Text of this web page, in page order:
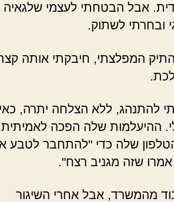
אבל הבטחתי לעצמי שלגאיה
ובחרתי לשתוק.
המפלצתי, חיבקתי אותה
להתנהג, ללא הצלחה יתרה,
ההיעלמות שלה הפכה לאמיתית
שלה כדי "להתחבר לטבע
שזה מגניב רצח".
מהמשרד, אבל אחרי השיגור